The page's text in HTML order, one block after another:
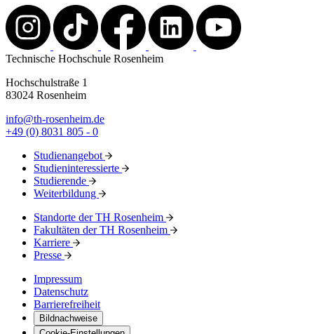
Technische Hochschule Rosenheim
Hochschulstraße 1
83024 Rosenheim
info@th-rosenheim.de
+49 (0) 8031 805 - 0
Studienangebot
Studieninteressierte
Studierende
Weiterbildung
Standorte der TH Rosenheim
Fakultäten der TH Rosenheim
Karriere
Presse
Impressum
Datenschutz
Barrierefreiheit
Bildnachweise